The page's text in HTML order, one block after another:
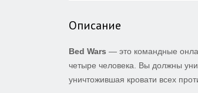
Описание
Bed Wars — это командные
четыре человека. Вы должны
уничтожившая кровати всех